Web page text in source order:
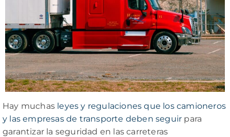
Hay muchas leyes y regulaciones que los camioneros
y las empresas de transporte deben seguir para
garantizar la seguridad en las carreteras